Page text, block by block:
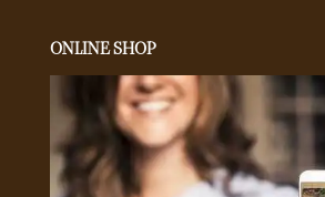
ONLINE SHOP